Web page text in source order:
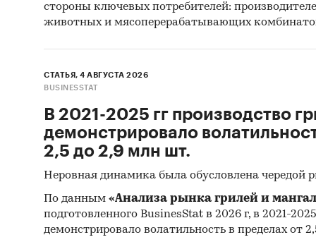
стороны ключевых потребителей:
животных и мясоперерабатывающих
СТАТЬЯ, 4 АВГУСТА 2026
BUSINESSTAT
В 2021-2025 гг производство
демонстрировало
2,5 до 2,9 млн шт.
Неровная динамика была обусловлена чередой
По данным «Анализа рынка грилей и
подготовленного BusinesStat в 2026 г, в 2021-
демонстрировало волатильность в пределах от